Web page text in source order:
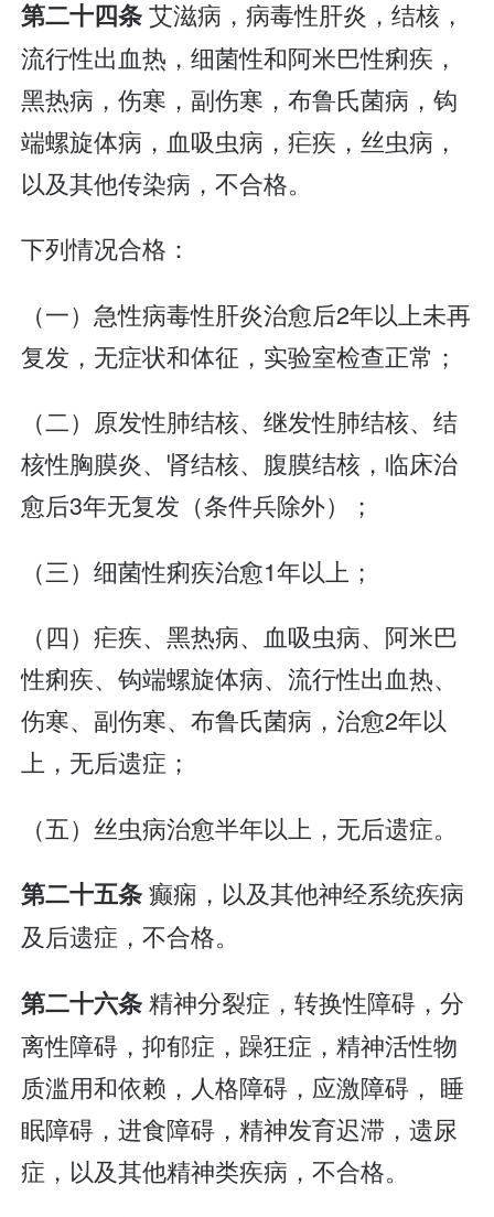
第二十四条艾滋病，病毒性肝炎，结核，
流行性出血热，细菌性和阿米巴性痢疾，
黑热病，伤寒，副伤寒，布鲁氏菌病，钩
端螺旋体病，血吸虫病，疟疾，丝虫病，
以及其他传染病，不合格。
下列情况合格：
（一）急性病毒性肝炎治愈后2年以上未再
复发，无症状和体征，实验室检查正常；
（二）原发性肺结核、继发性肺结核、结
核性胸膜炎、肾结核、腹膜结核，临床治
愈后3年无复发（条件兵除外）；
（三）细菌性痢疾治愈1年以上；
（四）疟疾、黑热病、血吸虫病、阿米巴
性痢疾、钩端螺旋体病、流行性出血热、
伤寒、副伤寒、布鲁氏菌病，治愈2年以
上，无后遗症；
（五）丝虫病治愈半年以上，无后遗症。
第二十五条癫痫，以及其他神经系统疾病
及后遗症，不合格。
第二十六条精神分裂症，转换性障碍，分
离性障碍，抑郁症，躁狂症，精神活性物
质滥用和依赖，人格障碍，应激障碍， 睡
眠障碍，进食障碍，精神发育迟滞，遗尿
症，以及其他精神类疾病，不合格。